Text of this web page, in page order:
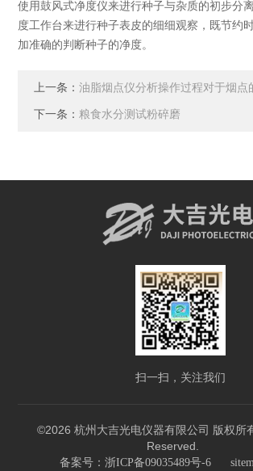
使用鼓风式净度仪来进行种子与杂质的初步分
度工作台来进行种子表皮的细细观察，既节约
加准确的判断种子的净度。
上一条：油脂烟点仪分析操作过程对于烟点
下一条： 粮食水分测试粉碎磨
扫一扫，关注我们
©2026 杭州大吉光电仪器有限公司 版权所
Reserved.
备案号：浙ICP备09035489号-6